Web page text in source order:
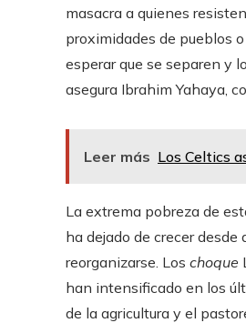
masacra a quienes
proximidades de pueblos
esperar que se separen y
asegura Ibrahim Yahaya,
Leer más Los Celtics
La extrema pobreza de
ha dejado de crecer
reorganizarse. Los choque
han intensificado en los
de la agricultura y el